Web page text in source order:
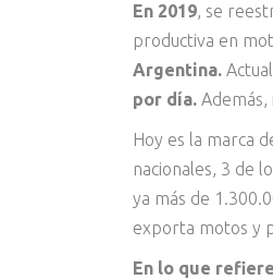
En 2019, se
productiva en
Argentina.
por día.
Hoy es la marca
nacionales, 3 de
ya más de
exporta motos y
En lo que